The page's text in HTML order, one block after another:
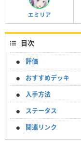
エミリア
目次
評価
おすすめデッキ
入手方法
ステータス
関連リンク